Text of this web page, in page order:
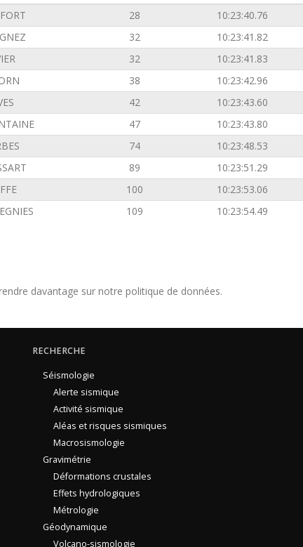
28 10:23:40.76
32 10:23:41.82
32 10:23:41.83
38 10:23:42.96
42 10:23:43.60
47 10:23:43.80
74 10:23:48.53
89 10:23:51.29
100 10:23:53.06
109 10:23:54.49
davantage sur notre politique de données.
RECHERCHE
Séismologie
Alerte sismique
Activité sismique
Aléas et risques sismiques
Macrosismologie
Gravimétrie
Déformations crustales
Effets hydrologiques
Métrologie
Géodynamique
Volcano-sismologie